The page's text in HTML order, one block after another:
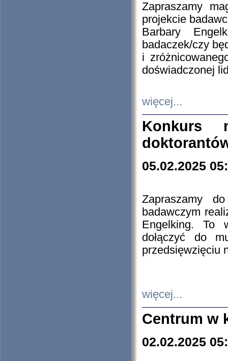
Zapraszamy
projekcie
Barbary
badaczek/czy
i
doświadczonej
więcej...
Konkurs
05.02.2025
Zapraszamy
badawczym
Engelking. To
dołączyć do
przedsięwzięciu
więcej...
Centrum w
02.02.2025